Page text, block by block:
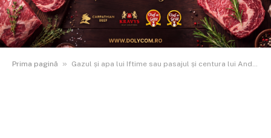
Prima pagină » Gazul și apa lui Iftime sau pasajul și centura lui Andrei? Ce are, realist, șanse să înceapă în 2026